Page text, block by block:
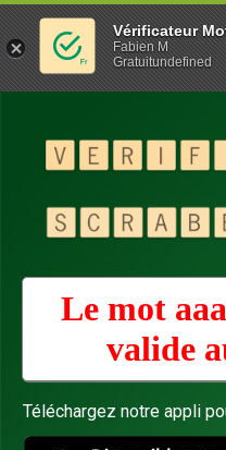
Le mot
valide
Téléchargez notre appli
Vérificateur
Fabien M
Gratuitundefined